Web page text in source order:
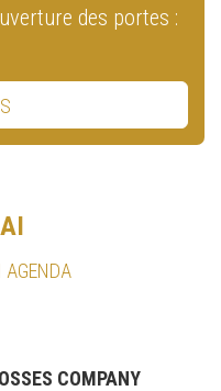
des portes :
AGENDA
COMPANY